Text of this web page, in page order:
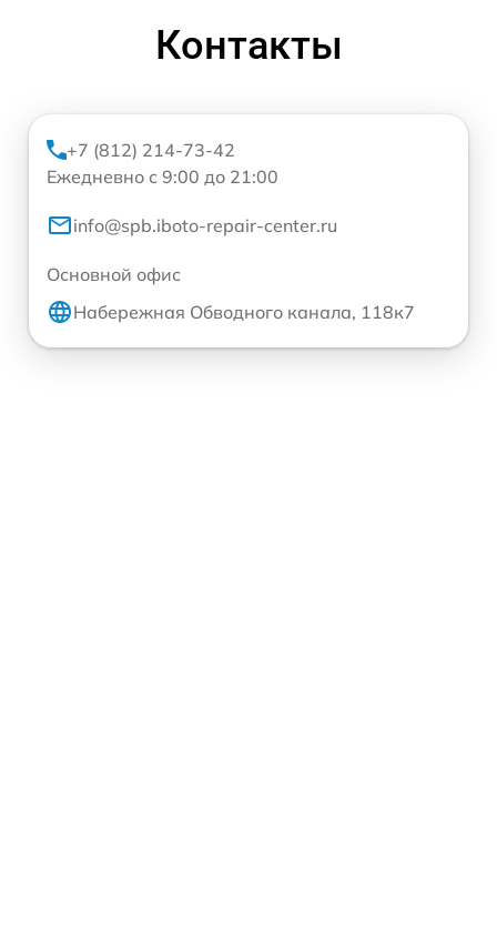
Контакты
+7 (812) 214-73-42
Ежедневно с 9:00 до 21:00
info@spb.iboto-repair-center.ru
Основной офис
Набережная Обводного канала, 118к7